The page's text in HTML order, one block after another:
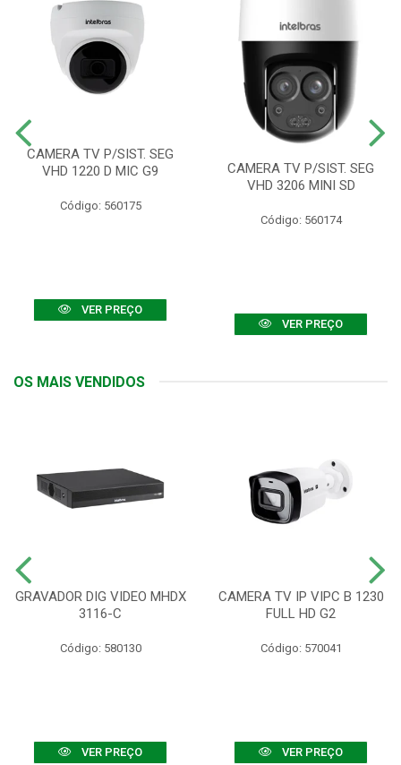
CAMERA TV P/SIST. SEG
VHD 1220 D MIC G9
Código: 560175
VER PREÇO
CAMERA TV P/SIST. SEG
VHD 3206 MINI SD
Código: 560174
VER PREÇO
OS MAIS VENDIDOS
GRAVADOR DIG VIDEO MHDX
3116-C
Código: 580130
VER PREÇO
CAMERA TV IP VIPC B 1230
FULL HD G2
Código: 570041
VER PREÇO